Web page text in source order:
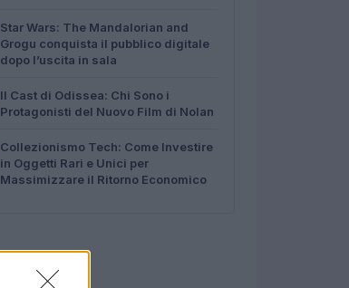
Star Wars: The Mandalorian and
Grogu conquista il pubblico digitale
dopo l’uscita in sala
Il Cast di Odissea: Chi Sono i
Protagonisti del Nuovo Film di Nolan
Collezionismo Tech: Come Investire
in Oggetti Rari e Unici per
Massimizzare il Ritorno Economico